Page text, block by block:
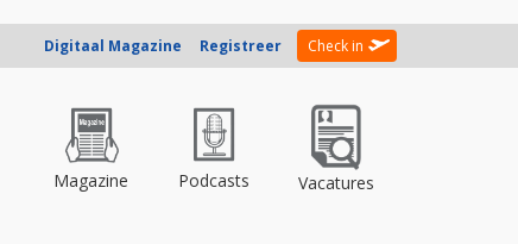
Digitaal Magazine Registreer Check in
Magazine Podcasts Vacatures